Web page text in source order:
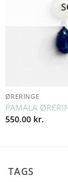
ØRERINGE
PAMALA
550.00 kr.
TAGS